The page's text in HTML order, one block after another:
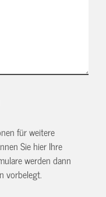
für weitere
Sie hier Ihre
werden dann
vorbelegt.